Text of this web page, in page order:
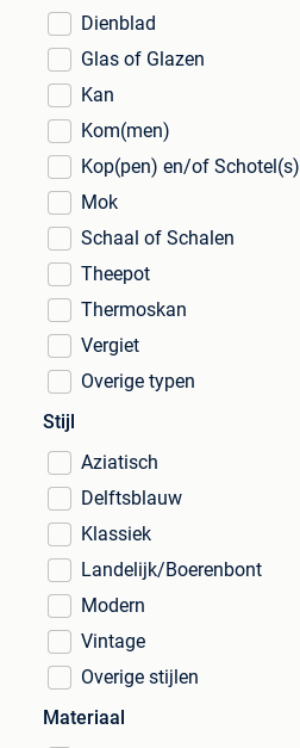
Dienblad
Glas of Glazen
Kan
Kom(men)
Kop(pen) en/of Schotel(s)
Mok
Schaal of Schalen
Theepot
Thermoskan
Vergiet
Overige typen
Stijl
Aziatisch
Delftsblauw
Klassiek
Landelijk/Boerenbont
Modern
Vintage
Overige stijlen
Materiaal